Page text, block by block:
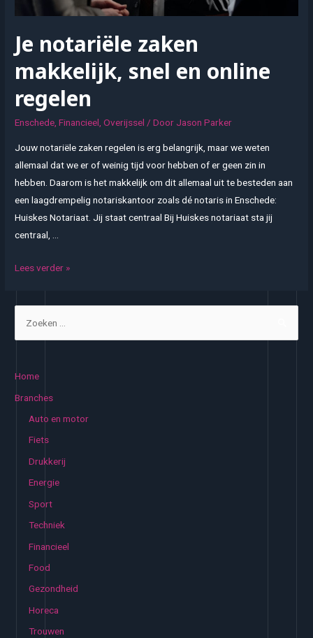
Je notariële zaken
makkelijk, snel en online
regelen
Enschede,Financieel,Overijssel / Door Jason Parker
Jouw notariële zaken regelen is erg belangrijk, maar we weten
allemaal dat we er of weinig tijd voor hebben of er geen zin in
hebben. Daarom is het makkelijk om dit allemaal uit te besteden aan
een laagdrempelig notariskantoor zoals dé notaris in Enschede:
Huiskes Notariaat. Jij staat centraal Bij Huiskes notariaat sta jij
centraal, …
Je
makkelijk,
online
Lees verder »
Home
Branches
Auto en motor
Fiets
Drukkerij
Energie
Sport
Techniek
Financieel
Food
Gezondheid
Horeca
Trouwen